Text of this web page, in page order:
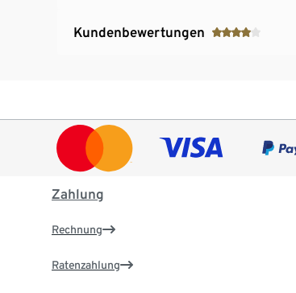
Kundenbewertungen
Zahlung
Rechnung
Ratenzahlung